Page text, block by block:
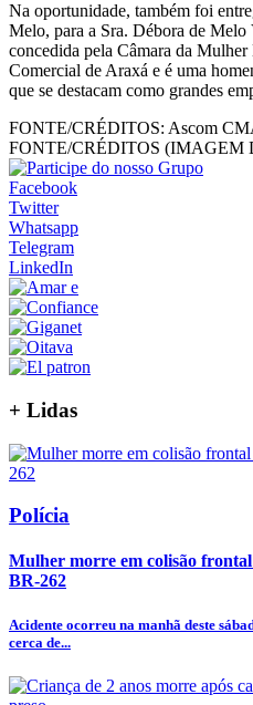
Na oportunidade, também foi
Melo, para a Sra. Débora de Melo
concedida pela Câmara da
Comercial de Araxá e é uma
que se destacam como grandes
FONTE/CRÉDITOS: Ascom
FONTE/CRÉDITOS (IMAGEM
Facebook
Twitter
Whatsapp
Telegram
LinkedIn
+ Lidas
Polícia
Mulher morre em colisão
BR-262
Acidente ocorreu na manhã deste
cerca de...